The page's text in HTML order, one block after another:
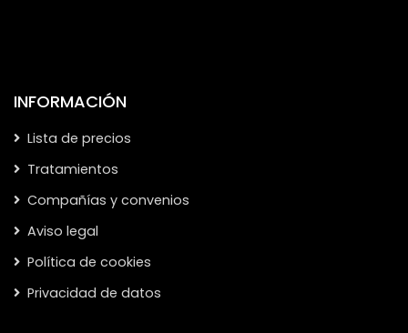
INFORMACIÓN
Lista de precios
Tratamientos
Compañías y convenios
Aviso legal
Política de cookies
Privacidad de datos